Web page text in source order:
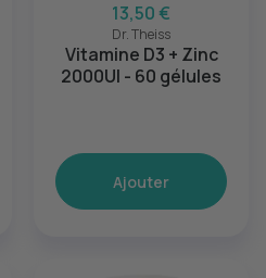
13,50 €
Dr. Theiss
Vitamine D3 + Zinc
2000UI - 60 gélules
Ajouter